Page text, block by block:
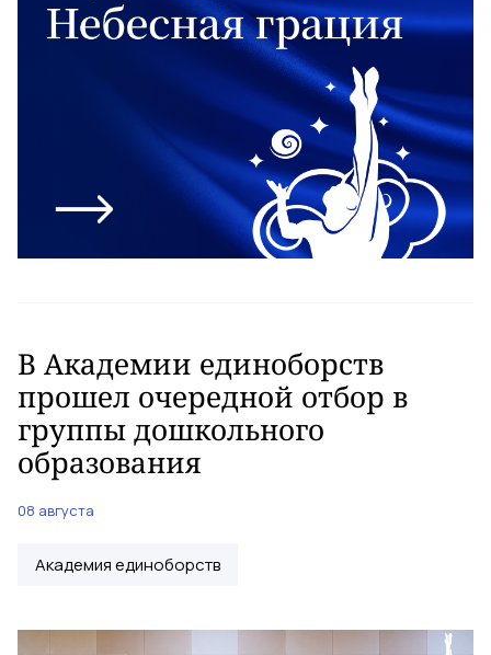
В Академии единоборств
прошел очередной отбор в
группы дошкольного
образования
08 августа
Академия единоборств